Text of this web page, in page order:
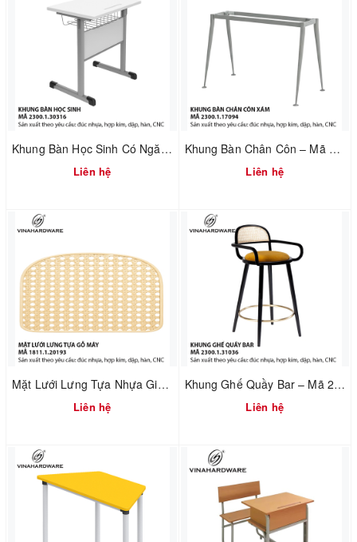
Khung Bàn Học Sinh Có Ngăn Lưới – Mã 2300.1.30316
Liên hệ
Khung Bàn Chân Côn – Mã 2300.1.17094
Liên hệ
Mặt Lưới Lưng Tựa Nhựa Giả Mây – Mã 1811.1.20193
Liên hệ
Khung Ghế Quầy Bar – Mã 2300.1.31036
Liên hệ